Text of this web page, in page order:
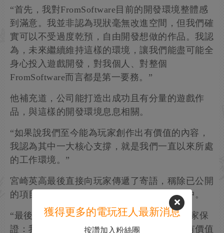
“首先，我對FromSoftware目前的開發環境整體感
到滿意。我並非認為現狀毫無改進空間，但我們確
實可以不受過度乾預，自由開發想做的作品。我認
為，未來繼續維持這樣的環境，讓我們能盡可能全
身心投入遊戲開發，對我個人、對整個
FromSoftware而言都是第一要務。”
他補充道，公司能打造出成功且有分量的遊戲作
品，與這樣的開發環境息息相關。
“如果說我們至今能為玩家創作出有價值的內容，
我認為其中一大核心支撐，就是我們一直以來所處
的工作環境。”
宮崎英高最後直接向玩家傳遞了寄語，稱除已公開
的項目外，工作室還有更多作品正在籌備當中。
“最後，如果有玩家看到這段話，我們想向大家保
證：我們會比以往更加全力以赴，打造真正有價值
獲得更多的電玩狂人最新消息
按讚加入粉絲團